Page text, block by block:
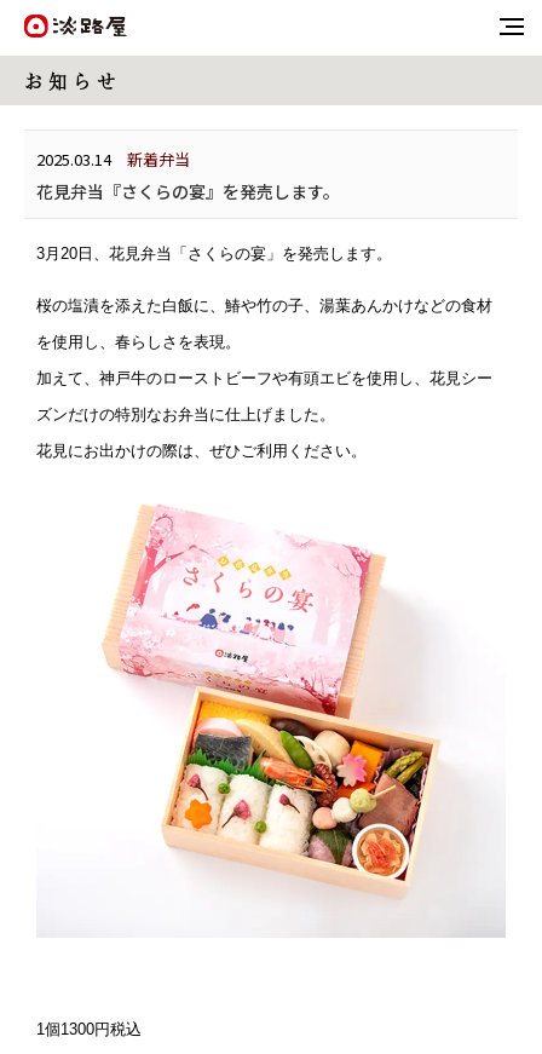
お 知 ら せ
2025.03.14 新着弁当
花見弁当『さくらの宴』を発売します。
3月20日、花見弁当「さくらの宴」を発売します。
桜の塩漬を添えた白飯に、鰆や竹の子、湯葉あんかけなどの食材
を使用し、春らしさを表現。
加えて、神戸牛のローストビーフや有頭エビを使用し、花見シー
ズンだけの特別なお弁当に仕上げました。
花見にお出かけの際は、ぜひご利用ください。
1個1300円税込